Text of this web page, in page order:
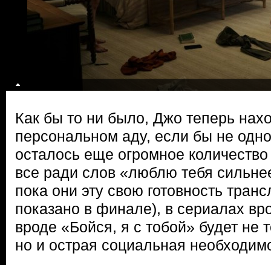
Как бы то ни было, Джо теперь
персональном аду, если бы не
осталось еще огромное
все ради слов «люблю тебя
пока они эту свою готовность
показано в финале), в сериалах
вроде «Бойся, я с тобой» будет не
но и острая социальная